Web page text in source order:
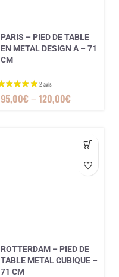
PARIS – PIED DE TABLE
EN METAL DESIGN A – 71
CM
95,00€–120,00€
ROTTERDAM – PIED DE
TABLE METAL CUBIQUE –
71 CM